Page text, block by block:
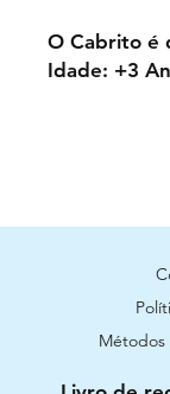
O Cabrito é
Idade: +3